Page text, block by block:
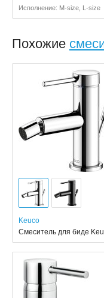
Исполнение: M-size, L-size
Похожие
Keuco
Смеситель для биде